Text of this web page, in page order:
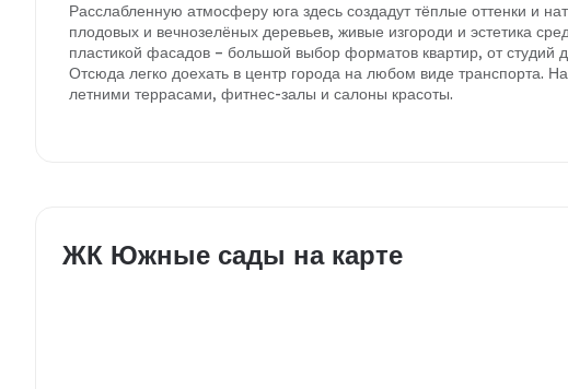
Расслабленную атмосферу юга здесь создадут тёплые оттенки и
плодовых и вечнозелёных деревьев, живые изгороди и эстетика
пластикой фасадов – большой выбор форматов квартир, от студий
Отсюда легко доехать в центр города на любом виде транспорта.
летними террасами, фитнес-залы и салоны красоты.
ЖК Южные сады на карте